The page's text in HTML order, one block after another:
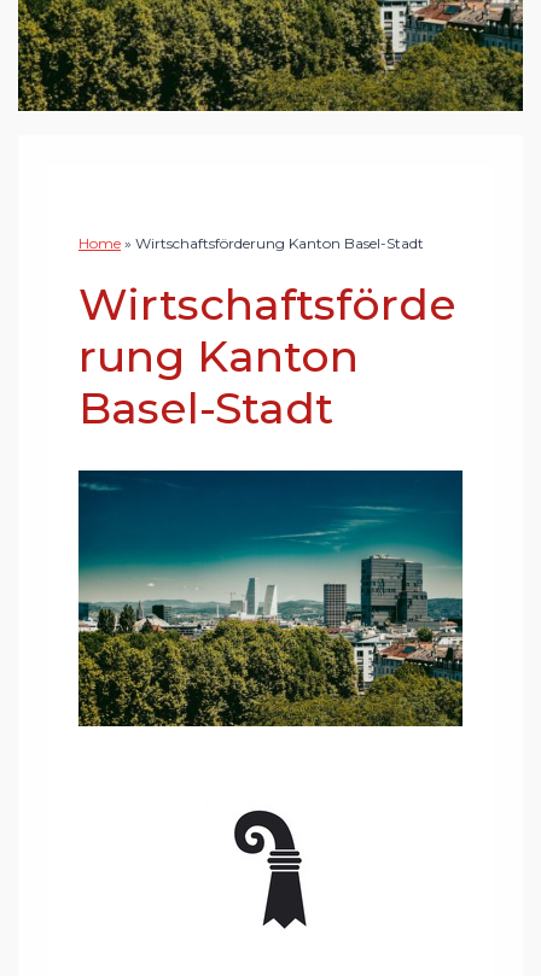
Home » Wirtschaftsförderung Kanton Basel-Stadt
Wirtschaftsförde
rung Kanton
Basel-Stadt